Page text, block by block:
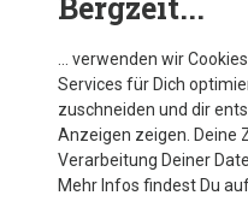
… verwenden wir
Services für Dich
zuschneiden und dir
Anzeigen zeigen. Deine
Verarbeitung Deiner
Mehr Infos findest Du